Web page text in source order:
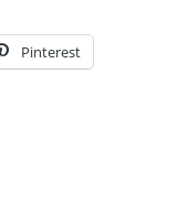
Pinterest